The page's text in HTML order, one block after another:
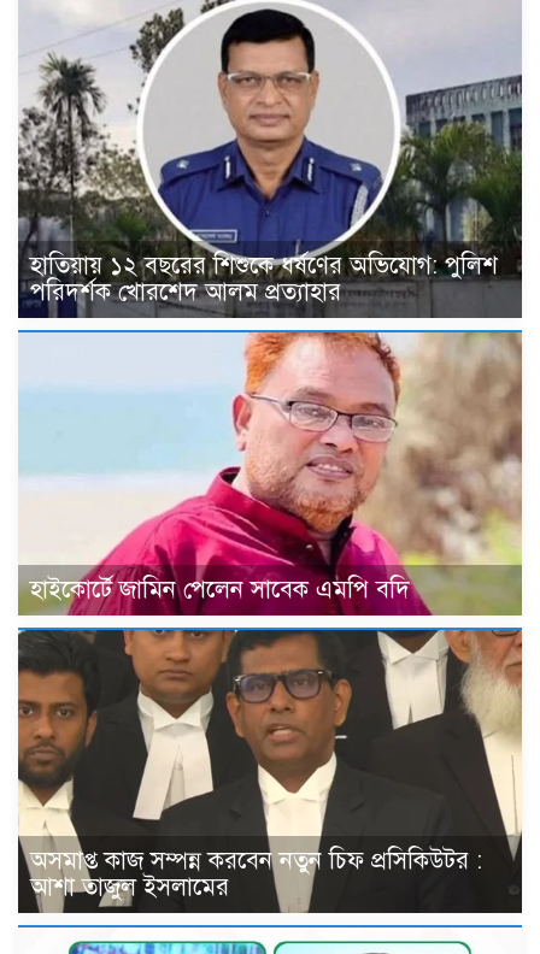
হাতিয়ায় ১২ বছরের শিশুকে ধর্ষণের অভিযোগ: পুলিশ
পরিদর্শক খোরশেদ আলম প্রত্যাহার
হাইকোর্টে জামিন পেলেন সাবেক এমপি বদি
অসমাপ্ত কাজ সম্পন্ন করবেন নতুন চিফ প্রসিকিউটর :
আশা তাজুল ইসলামের